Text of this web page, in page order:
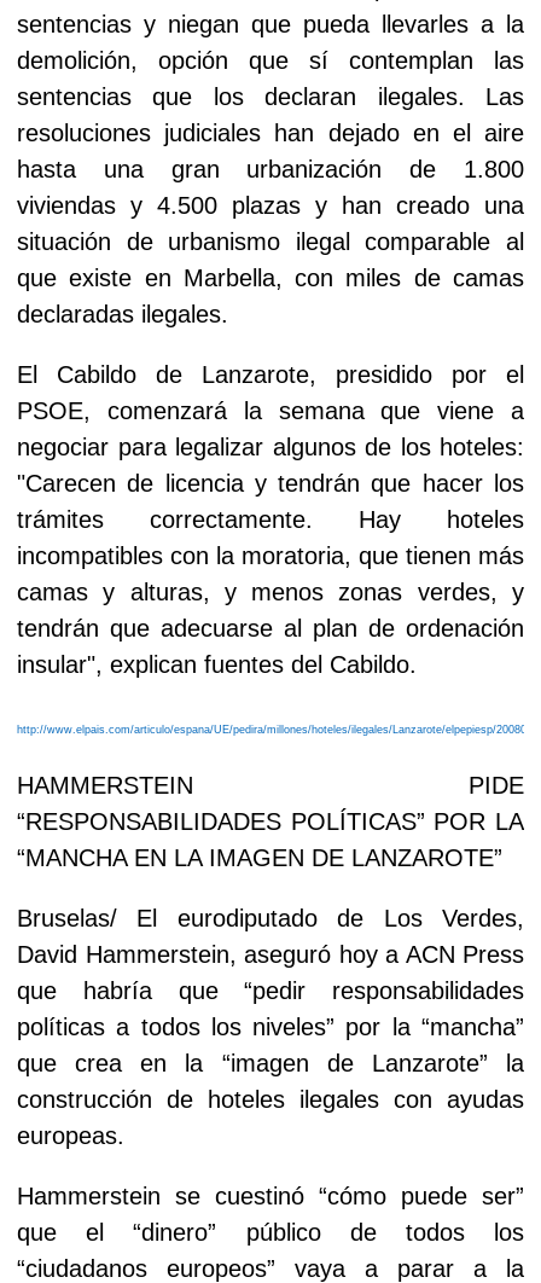
sentencias y niegan que pueda llevarles a la
demolición, opción que sí contemplan las
sentencias que los declaran ilegales. Las
resoluciones judiciales han dejado en el aire
hasta una gran urbanización de 1.800
viviendas y 4.500 plazas y han creado una
situación de urbanismo ilegal comparable al
que existe en Marbella, con miles de camas
declaradas ilegales.
El Cabildo de Lanzarote, presidido por el
PSOE, comenzará la semana que viene a
negociar para legalizar algunos de los hoteles:
"Carecen de licencia y tendrán que hacer los
trámites correctamente. Hay hoteles
incompatibles con la moratoria, que tienen más
camas y alturas, y menos zonas verdes, y
tendrán que adecuarse al plan de ordenación
insular", explican fuentes del Cabildo.
http://www.elpais.com/articulo/espana/UE/pedira/millones/hoteles/ilegales/Lanzarote/elpepiesp/
HAMMERSTEIN PIDE
“RESPONSABILIDADES POLÍTICAS” POR LA
“MANCHA EN LA IMAGEN DE LANZAROTE”
Bruselas/ El eurodiputado de Los Verdes,
David Hammerstein, aseguró hoy a ACN Press
que habría que “pedir responsabilidades
políticas a todos los niveles” por la “mancha”
que crea en la “imagen de Lanzarote” la
construcción de hoteles ilegales con ayudas
europeas.
Hammerstein se cuestinó “cómo puede ser”
que el “dinero” público de todos los
“ciudadanos europeos” vaya a parar a la